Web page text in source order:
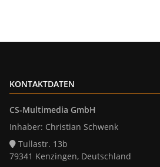
KONTAKTDATEN
CS-Multimedia GmbH
Inhaber: Christian Schwenk
Tullastr. 13b
79341 Kenzingen, Deutschland